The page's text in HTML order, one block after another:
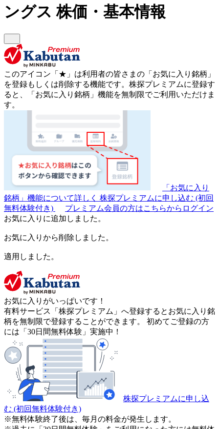
ングス株価・基本情報
このアイコン 「★」 は利用者の皆さまの 「お気に入り銘柄」
を登録もしくは削除する機能です。 株探プレミアムに登録す
ると、「お気に入り銘柄」機能を無制限でご利用いただけま
す。
「お気に入り
銘柄」機能について詳しく 株探プレミアムに申し込む (初回
無料体験付き)
プレミアム会員の方はこちらからログイン
お気に入りに追加しました。
お気に入りから削除しました。
適用しました。
お気に入りがいっぱいです！
有料サービス「株探プレミアム」へ登録するとお気に入り銘
柄を無制限で登録することができます。 初めてご登録の方
には「30日間無料体験」実施中！
株探プレミアムに申し込
む (初回無料体験付き)
※無料体験終了後は、毎月の料金が発生します。